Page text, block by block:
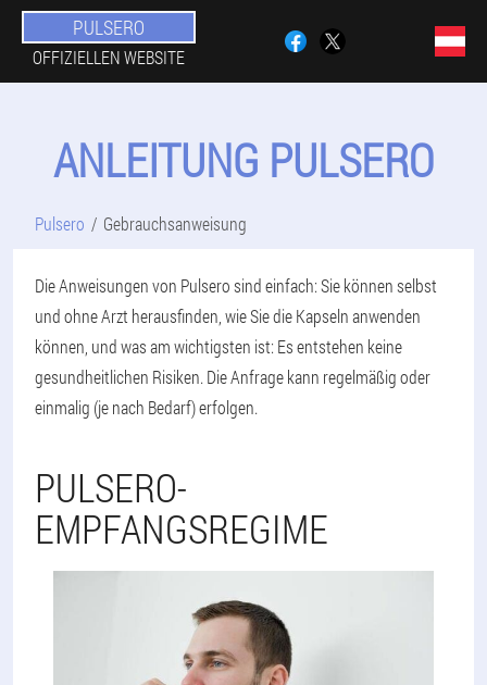
PULSERO
OFFIZIELLEN WEBSITE
ANLEITUNG PULSERO
Pulsero Gebrauchsanweisung
Die Anweisungen von Pulsero sind einfach: Sie können selbst
und ohne Arzt herausfinden, wie Sie die Kapseln anwenden
können, und was am wichtigsten ist: Es entstehen keine
gesundheitlichen Risiken. Die Anfrage kann regelmäßig oder
einmalig (je nach Bedarf) erfolgen.
PULSERO-
EMPFANGSREGIME